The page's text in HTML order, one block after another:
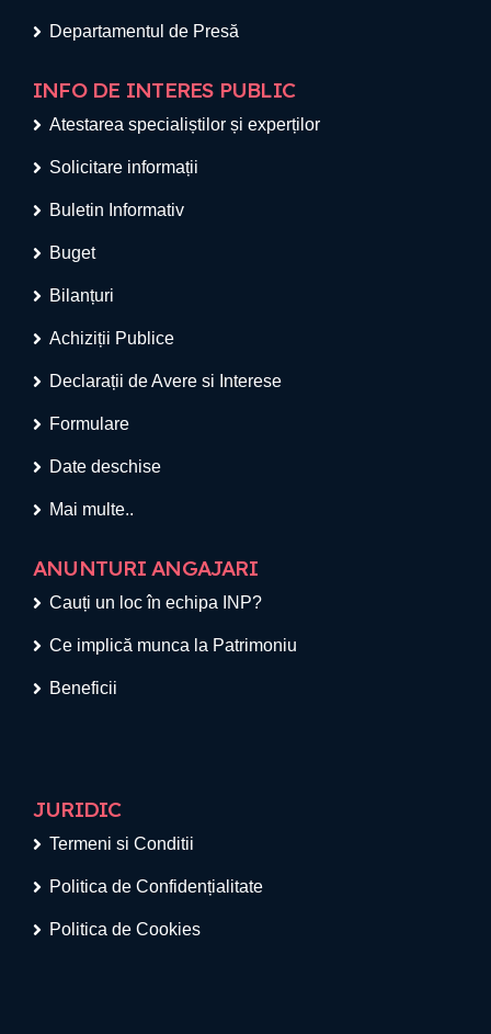
Departamentul de Presă
INFO DE INTERES PUBLIC
Atestarea specialiștilor și experților
Solicitare informații
Buletin Informativ
Buget
Bilanțuri
Achiziții Publice
Declarații de Avere si Interese
Formulare
Date deschise
Mai multe..
ANUNTURI ANGAJARI
Cauți un loc în echipa INP?
Ce implică munca la Patrimoniu
Beneficii
JURIDIC
Termeni si Conditii
Politica de Confidențialitate
Politica de Cookies